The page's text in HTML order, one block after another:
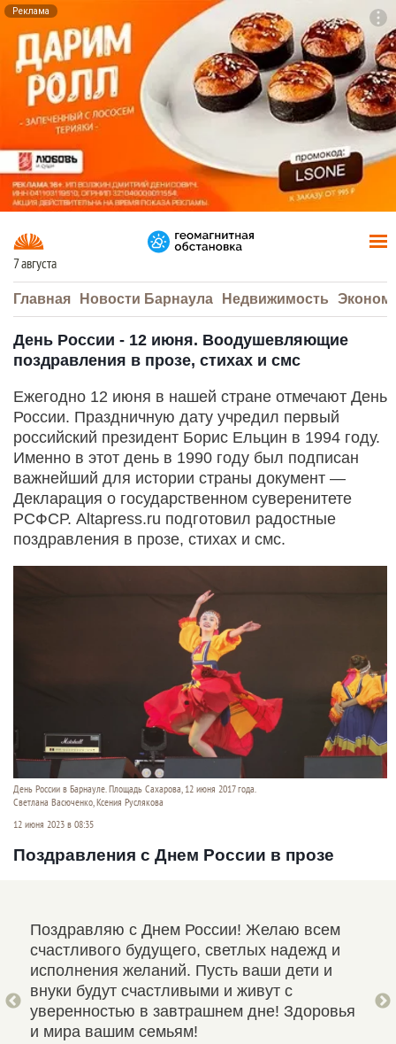
Реклама
7 августа
Главная Новости Барнаула Недвижимость
День России - 12 июня. Воодушевляющие
поздравления в прозе, стихах и смс
Ежегодно 12 июня в нашей стране отмечают День
России. Праздничную дату учредил первый
российский президент Борис Ельцин в 1994 году.
Именно в этот день в 1990 году был подписан
важнейший для истории страны документ —
Декларация о государственном суверенитете
РСФСР. Altapress.ru подготовил радостные
поздравления в прозе, стихах и смс.
День России в Барнауле. Площадь Сахарова, 12 июня 2017 года.
Светлана Васюченко, Ксения Руслякова
12 июня 2023 в 08:35
Поздравления с Днем России в прозе
Поздравляю с Днем России! Желаю всем
счастливого будущего, светлых надежд и
исполнения желаний. Пусть ваши дети и
внуки будут счастливыми и живут с
уверенностью в завтрашнем дне! Здоровья
и мира вашим семьям!